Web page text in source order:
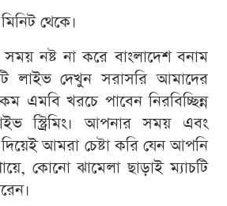
থেকে।
নষ্ট না করে বাংলাদেশ বনাম
লাইভ দেখুন সরাসরি আমাদের
এমবি খরচে পাবেন নিরবিচ্ছিন্ন
স্ট্রিমিং। আপনার সময় এবং
আমরা চেষ্টা করি যেন আপনি
কোনো ঝামেলা ছাড়াই ম্যাচটি